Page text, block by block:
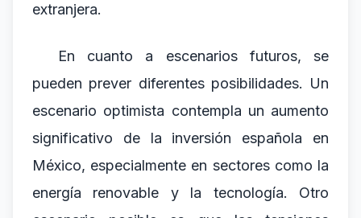
extranjera.
En cuanto a escenarios futuros, se
pueden prever diferentes posibilidades. Un
escenario optimista contempla un aumento
significativo de la inversión española en
México, especialmente en sectores como la
energía renovable y la tecnología. Otro